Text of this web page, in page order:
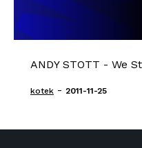
ANDY STOTT - We
kotek - 2011-11-25